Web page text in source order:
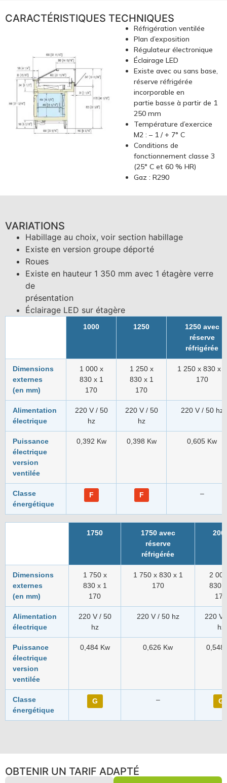
CARACTÉRISTIQUES TECHNIQUES
Réfrigération ventilée
Plan d’exposition
Régulateur électronique
Éclairage LED
Existe avec ou sans base,
réserve réfrigérée
incorporable en
partie basse à partir de 1
250 mm
Température d’exercice
M2 : – 1 / + 7° C
Conditions de
fonctionnement classe 3
(25° C et 60 % HR)
Gaz : R290
VARIATIONS
Habillage au choix, voir section habillage
Existe en version groupe déporté
Roues
Existe en hauteur 1 350 mm avec 1 étagère verre
de
présentation
Éclairage LED sur étagère
1000 1250
1250 avec
réserve
réfrigérée
Dimensions
externes
(en mm)
1 000 x
830 x 1
170
1 250 x
830 x 1
170
1 250 x 830 x 1
170
Alimentation
électrique
220 V / 50
hz
220 V / 50
hz
220 V / 50 hz
Puissance
électrique
version
ventilée
0,392 Kw 0,398 Kw 0,605 Kw
Classe
énergétique
F F –
1750
1750 avec
réserve
réfrigérée
Dimensions
externes
(en mm)
1 750 x
830 x 1
170
1 750 x 830 x 1
170
2
830
170
Alimentation
électrique
220 V / 50
hz
220 V / 50 hz
220 V
hz
Puissance
électrique
version
ventilée
0,484 Kw 0,626 Kw 0,548
Classe
énergétique
G – G
OBTENIR UN TARIF ADAPTÉ